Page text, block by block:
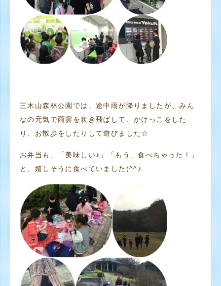
三木山森林公園では、途中雨が降りましたが、みん
なの元気で雨雲を吹き飛ばして、かけっこをした
り、お散歩をしたりして遊びました☆
お弁当も、「美味しい♪」「もう、食べちゃった！」
と、嬉しそうに食べていました(^^♪